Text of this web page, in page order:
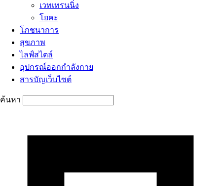
เวทเทรนนิ่ง
โยคะ
โภชนาการ
สุขภาพ
ไลฟ์สไตล์
อุปกรณ์ออกกำลังกาย
สารบัญเว็บไซต์
ค้นหา